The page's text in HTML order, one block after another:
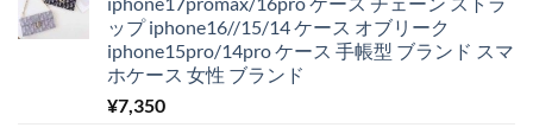
ップ iphone16//15/14 ケース オブリーク
iphone15pro/14pro ケース 手帳型 ブランド スマ
ホケース 女性 ブランド
¥7,350